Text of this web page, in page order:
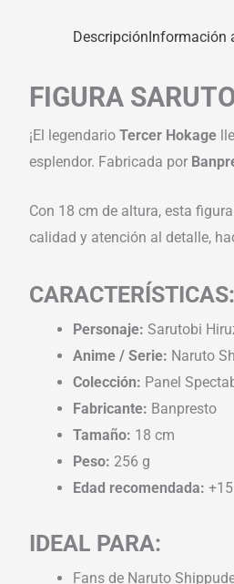
DescripciónInformación
FIGURA
¡El legendario Tercer Hokage
esplendor. Fabricada por
Con 18 cm de altura, esta
calidad y atención al detalle,
CARACTERÍSTICAS:
Personaje: Sarutobi
Anime / Serie: Naruto
Colección: Panel
Fabricante: Banpresto
Tamaño: 18 cm
Peso: 256 g
Edad recomendada:
IDEAL PARA:
Fans de Naruto